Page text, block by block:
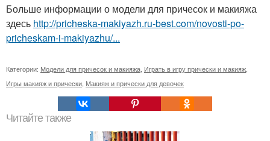
Больше информации о модели для причесок и макияжа
здесь http://pricheska-makiyazh.ru-best.com/novosti-po-
pricheskam-i-makiyazhu/...
Категории: Модели для причесок и макияжа Играть в игру прически и макияж
Игры макияж и прически Макияж и прически для девочек
Читайте также